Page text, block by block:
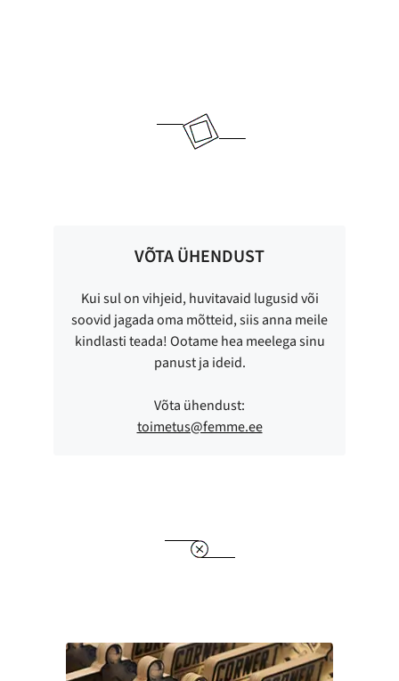
VÕTA ÜHENDUST
Kui sul on vihjeid, huvitavaid lugusid või
soovid jagada oma mõtteid, siis anna meile
kindlasti teada! Ootame hea meelega sinu
panust ja ideid.
Võta ühendust:
toimetus@femme.ee